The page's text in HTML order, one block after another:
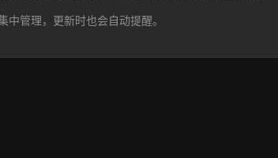
管理，更新时也会自动提醒。